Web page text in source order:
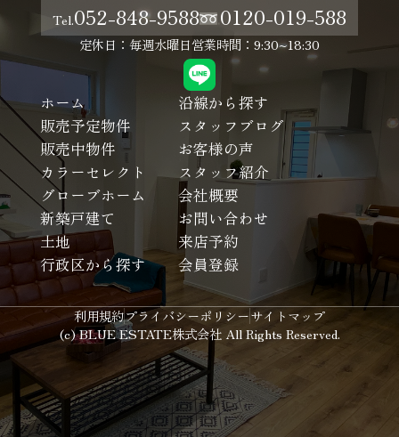
Tel.052-848-9588 0120-019-588
定休日：毎週水曜日営業時間：9:30~18:30
ホーム
沿線から探す
販売予定物件
スタッフブログ
販売中物件
お客様の声
カラーセレクト
スタッフ紹介
グローブホーム
会社概要
新築戸建て
お問い合わせ
土地
来店予約
行政区から探す
会員登録
利用規約プライバシーポリシーサイトマップ
(c) BLUE ESTATE株式会社 All Rights Reserved.